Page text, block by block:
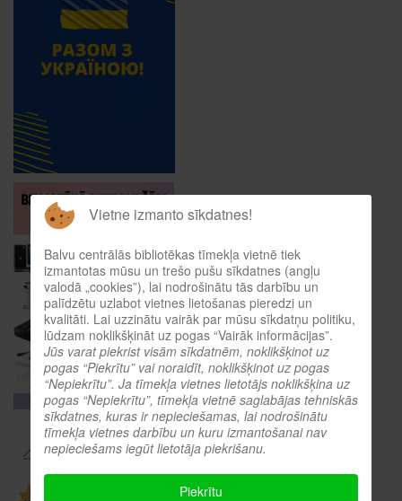
Vietne izmanto sīkdatnes!
Balvu centrālās bibliotēkas tīmekļa vietnē tiek
izmantotas mūsu un trešo pušu sīkdatnes (angļu
valodā „cookies”), lai nodrošinātu tās darbību un
palīdzētu uzlabot vietnes lietošanas pieredzi un
kvalitāti. Lai uzzinātu vairāk par mūsu sīkdatņu politiku,
lūdzam noklikšķināt uz pogas “Vairāk informācijas”.
Jūs varat piekrist visām sīkdatnēm, noklikšķinot uz
pogas “Piekrītu” vai noraidīt, noklikšķinot uz pogas
“Nepiekrītu”. Ja tīmekļa vietnes lietotājs noklikšķina uz
pogas “Nepiekrītu”, tīmekļa vietnē saglabājas tehniskās
sīkdatnes, kuras ir nepieciešamas, lai nodrošinātu
tīmekļa vietnes darbību un kuru izmantošanai nav
nepieciešams iegūt lietotāja piekrišanu.
Piekrītu